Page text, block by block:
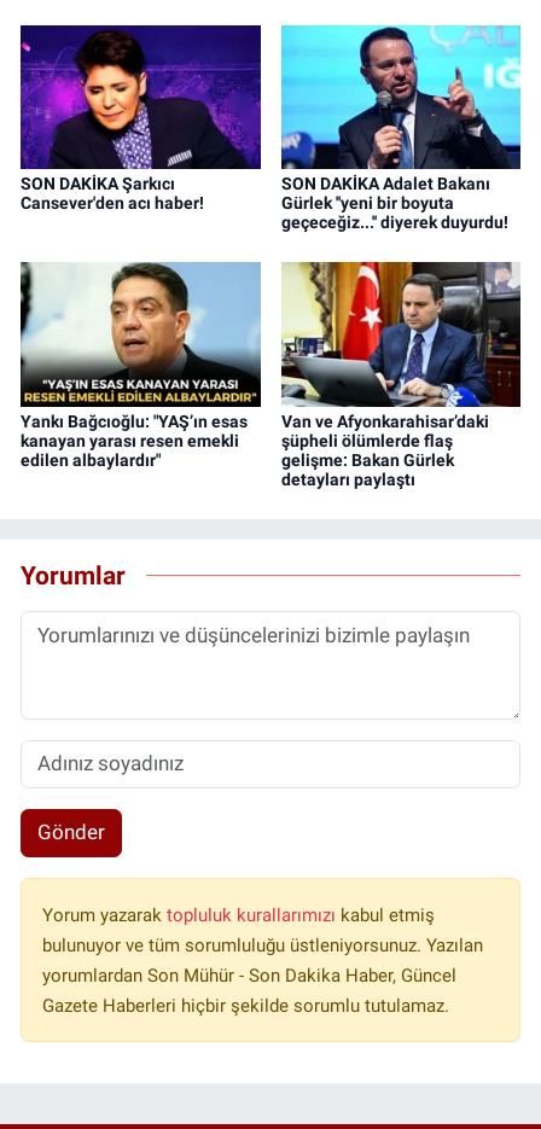
SON DAKİKA Şarkıcı
Cansever'den acı haber!
SON DAKİKA Adalet Bakanı
Gürlek ''yeni bir boyuta
geçeceğiz...'' diyerek duyurdu!
Yankı Bağcıoğlu: "YAŞ’ın esas
kanayan yarası resen emekli
edilen albaylardır"
Van ve Afyonkarahisar’daki
şüpheli ölümlerde flaş
gelişme: Bakan Gürlek
detayları paylaştı
Yorumlar
Gönder
Yorum yazarak topluluk kurallarımızı kabul etmiş
bulunuyor ve tüm sorumluluğu üstleniyorsunuz. Yazılan
yorumlardan Son Mühür - Son Dakika Haber, Güncel
Gazete Haberleri hiçbir şekilde sorumlu tutulamaz.